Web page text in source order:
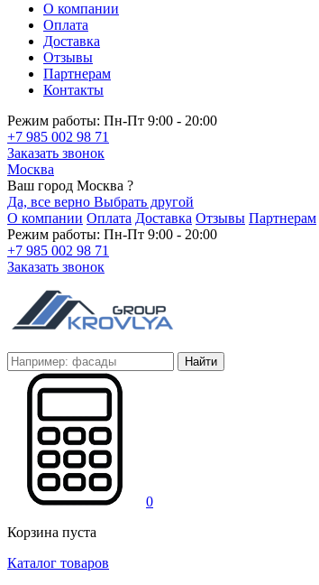
О компании
Оплата
Доставка
Отзывы
Партнерам
Контакты
Режим работы: Пн-Пт 9:00 - 20:00
+7 985 002 98 71
Заказать звонок
Москва
Ваш город Москва ?
Да, все верно Выбрать другой
О компании Оплата Доставка Отзывы Партнерам
Режим работы: Пн-Пт 9:00 - 20:00
+7 985 002 98 71
Заказать звонок
Найти
0
Корзина пуста
Каталог товаров